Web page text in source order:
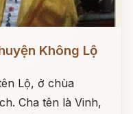
Không Lộ
Lộ, ở chùa
Cha tên là Vinh,